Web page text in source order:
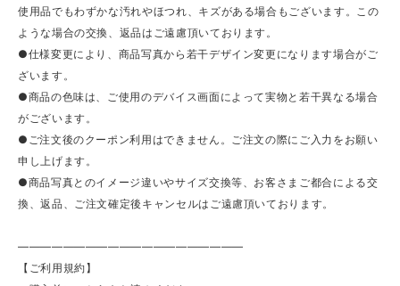
使用品でもわずかな汚れやほつれ、キズがある場合もございます。この
ような場合の交換、返品はご遠慮頂いております。
●仕様変更により、商品写真から若干デザイン変更になります場合がご
ざいます。
●商品の色味は、ご使用のデバイス画面によって実物と若干異なる場合
がございます。
●ご注文後のクーポン利用はできません。ご注文の際にご入力をお願い
申し上げます。
●商品写真とのイメージ違いやサイズ交換等、お客さまご都合による交
換、返品、ご注文確定後キャンセルはご遠慮頂いております。
————————————————————
【ご利用規約】